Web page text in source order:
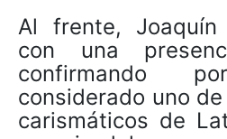
Al frente,
con una
confirmando
considerado uno
carismáticos de